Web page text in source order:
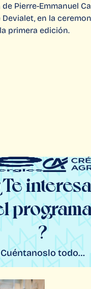
Pierre-Emmanuel
en la
primera edición.
interesa
?
Cuéntanoslo todo…